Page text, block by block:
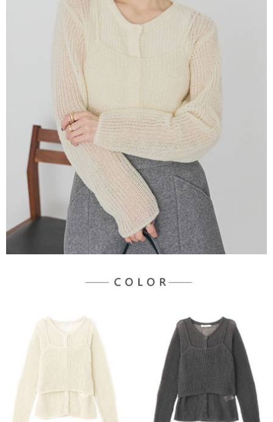
1.本服務係由「台灣大哥大股份有限公司」（以下簡稱本公司）所提供，讓
用戶於交易時，得透過本服務購買商品或服務，並由商店將買賣／分期付款
買賣價金債權讓與本公司後，依約使用本公司帳單繳交帳款。
2.基於同意付款使用「大哥付你分期」之契約關係目的，商店將以您的個人
資料（包含姓名、電話或地址）提供予台灣大哥大進項蒐集、處理及利用，
由本公司與您本人進行分期帳單所需資料之確認、核對及更正。
3.完整用戶服務條款，請詳閱以下連結：
https://oppay.tw/userRule
ATM／網路銀行／等多元方式進行付款，方視為交易完成。
※ 請注意：結帳手續完成當下不需立刻繳費，但若您需要取消訂單，請聯絡
購買商品的店家。未經商家同意取消之訂單仍視為有效，需透過AFTEE先享
後付繳納相關費用。
※ 交易是否成功請以「AFTEE先享後付 」之結帳頁面顯示為準，若有關於
是否繳費成功／繳費後需取消欲退款等相關疑問，請聯繫「AFTEE先享後付
https://netprotections.freshdesk.com/support/home
１．透過由恩沛科技股份有限公司提供之「AFTEE先享後付」服務完成之交
易，需依本服務之必要範圍內提供個人資料，並將交易相關給付款項請求債
權轉讓予恩沛科技股份有限公司。
２．關於個人資料處理事宜，請瀏覽以下網址：
https://aftee.tw/terms/#terms3
３．未成年的使用者請事先徵得法定代理人或監護人之同意方可使用
「AFTEE先享後付」，若未經同意申辦者引起之損失，本公司不負相關責
任。
４．使用「AFTEE先享後付」時，將依據個別帳號之用戶狀況，依本公司即
時審查核予不同之上限額度；若仍有額度不足之情形，本公司將視審查結果
請求用戶進行身份認證。
５．嚴禁一人註冊多個帳號或使用他人資訊註冊。若發現惡意使用之情形，
恩沛科技股份有限公司將有權停止該用戶之使用額度並採取法律行動。
每筆NT$60，滿NT$888(含以上)免運費
每筆NT$60，滿NT$888(含以上)免運費
每筆NT$60，滿NT$888(含以上)免運費
7-11純取貨
每筆NT$60，滿NT$888(含以上)免運費
宅配
每筆NT$90，滿NT$888(含以上)免運費